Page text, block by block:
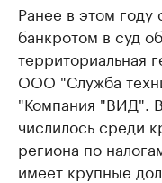
Ранее в этом
банкротом в суд
территориальная
ООО "Служба
"Компания "ВИД".
числилось среди
региона по
имеет крупные